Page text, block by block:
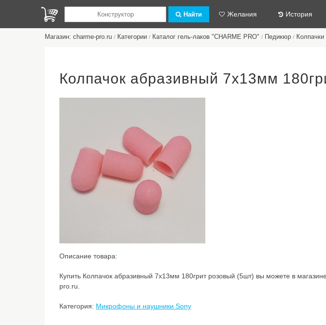
Найти Желания История
Магазин: charme-pro.ru / Категории / Каталог гель-лаков "CHARME PRO" / Педикюр /
Колпачок абразивный 7х13мм
Описание товара:
Купить Колпачок абразивный 7х13мм 180грит розовый (5шт) вы можете в
pro.ru.
Категория: Микрофоны и наушники Sony